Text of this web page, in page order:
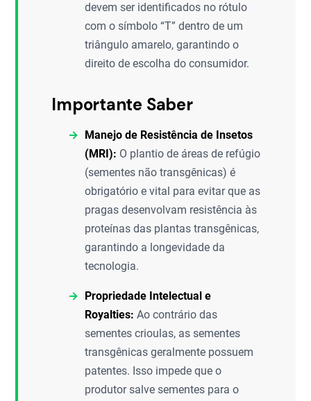
devem ser identificados no rótulo
com o símbolo “T” dentro de um
triângulo amarelo, garantindo o
direito de escolha do consumidor.
Importante Saber
Manejo de Resistência de Insetos
(MRI): O plantio de áreas de refúgio
(sementes não transgênicas) é
obrigatório e vital para evitar que as
pragas desenvolvam resistência às
proteínas das plantas transgênicas,
garantindo a longevidade da
tecnologia.
Propriedade Intelectual e
Royalties: Ao contrário das
sementes crioulas, as sementes
transgênicas geralmente possuem
patentes. Isso impede que o
produtor salve sementes para o